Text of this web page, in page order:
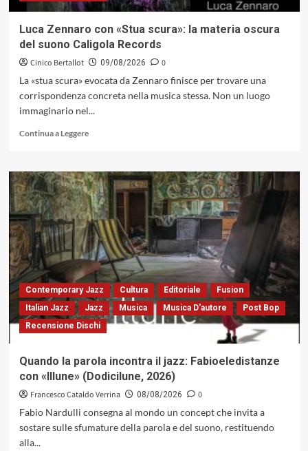
Luca Zennaro con «Stua scura»: la materia oscura
del suono Caligola Records
Cinico Bertallot 09/08/2026
0
La «stua scura» evocata da Zennaro finisce per trovare una
corrispondenza concreta nella musica stessa. Non un luogo
immaginario nel...
Continua a LeggereLeggi
su
Luca
Zennaro
con
«Stua
scura»:
la
materia
oscura
del
suono
Caligola
Records
Contemporary Jazz Cultura Editoriale
Fusion
Italian Jazz
Jazz Musica Musica D'autore
Post Bop
Recensione Dischi
Quando la parola incontra il jazz: Fabioeledistanze
con «Illune» (Dodicilune, 2026)
Francesco Cataldo Verrina 08/08/2026
0
Fabio Nardulli consegna al mondo un concept che invita a
sostare sulle sfumature della parola e del suono, restituendo
alla...